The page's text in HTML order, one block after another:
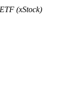
(xStock)